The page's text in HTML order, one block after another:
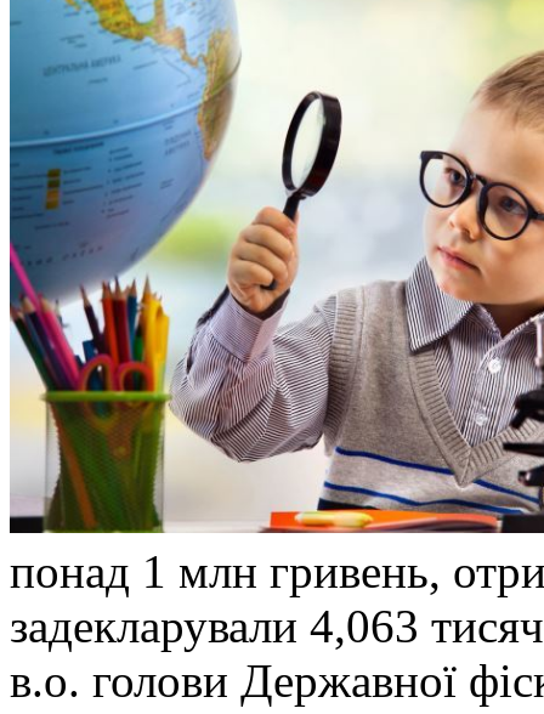
понад 1 млн гривень,
задекларували 4,063
в.о. голови Державної